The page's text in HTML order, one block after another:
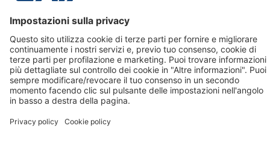
Accessibilità
Creditizie
© 2026 CRIF S.p.A. Tutti i diritti riservati.
Via della Beverara, 21 / 40131 Bologna / Italy Cap. Soc.
sottoscritto € 51.941.235,00 di cui versato € 51.806.190,00 |